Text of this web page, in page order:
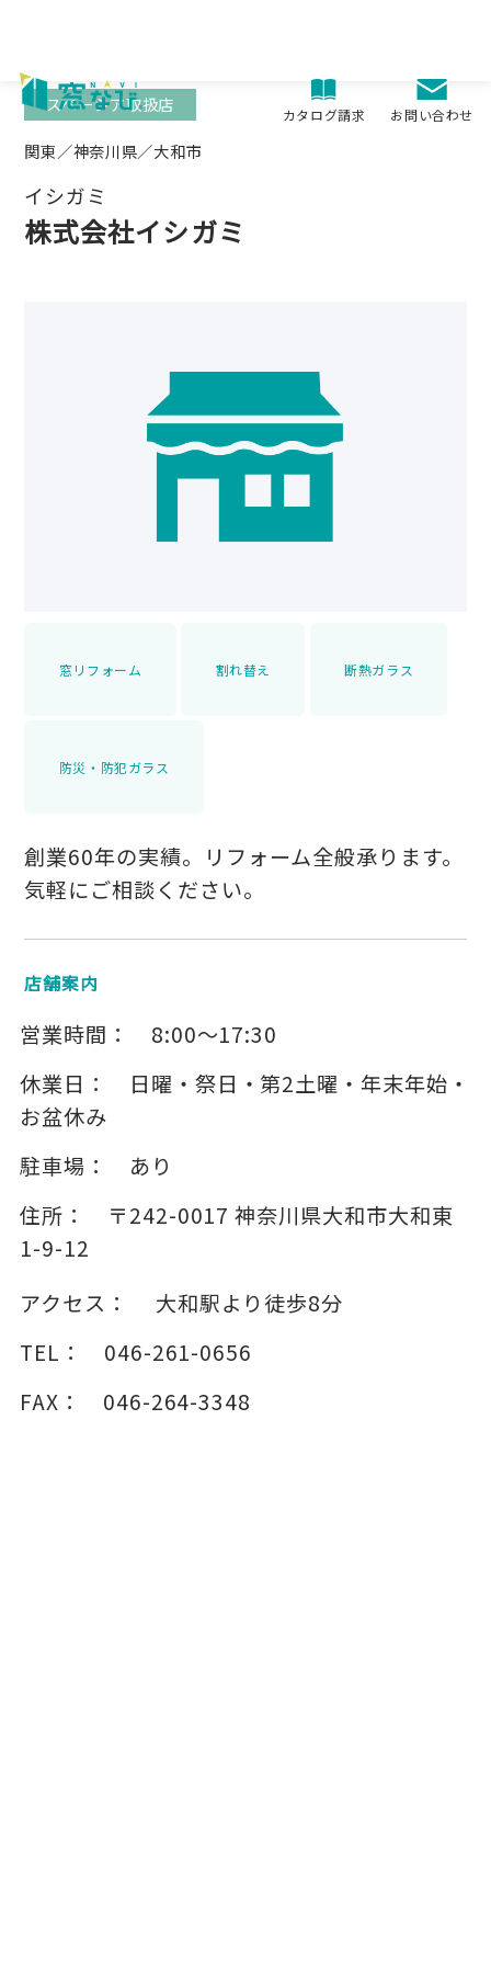
content
カタログ請求 お問い合わせ
関東／神奈川県／大和市
イシガミ
株式会社イシガミ
スペーシア取扱店
窓リフォーム 割れ替え 断熱ガラス
防災・防犯ガラス
創業60年の実績。リフォーム全般承ります。
気軽にご相談ください。
店舗案内
営業時間：
8:00～17:30
休業日：
日曜・祭日・第2土曜・年末年始・
お盆休み
駐車場：
あり
住所：
〒242-0017 神奈川県大和市大和東
1-9-12
アクセス：
大和駅より徒歩8分
TEL：
046-261-0656
FAX：
046-264-3348